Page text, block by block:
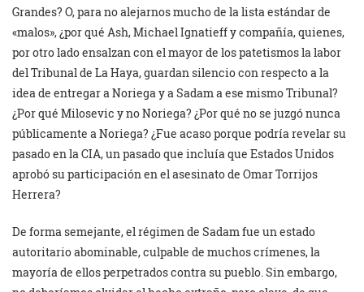
Grandes? O, para no alejarnos mucho de la lista estándar de
«malos», ¿por qué Ash, Michael Ignatieff y compañía, quienes,
por otro lado ensalzan con el mayor de los patetismos la labor
del Tribunal de La Haya, guardan silencio con respecto a la
idea de entregar a Noriega y a Sadam a ese mismo Tribunal?
¿Por qué Milosevic y no Noriega? ¿Por qué no se juzgó nunca
públicamente a Noriega? ¿Fue acaso porque podría revelar su
pasado en la CIA, un pasado que incluía que Estados Unidos
aprobó su participación en el asesinato de Omar Torrijos
Herrera?
De forma semejante, el régimen de Sadam fue un estado
autoritario abominable, culpable de muchos crímenes, la
mayoría de ellos perpetrados contra su pueblo. Sin embargo,